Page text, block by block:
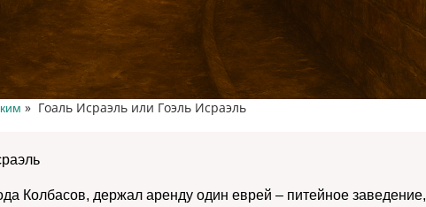
» Гоаль Исраэль или Гоэль Исраэль
Колбасов, держал аренду один еврей – питейное заведение,